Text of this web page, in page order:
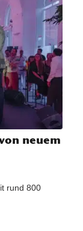
neuem
rund 800